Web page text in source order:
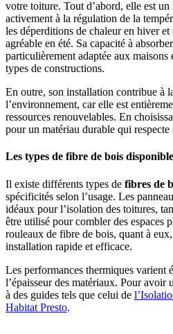
votre toiture. Tout d’abord, elle est
activement à la régulation de la
les déperditions de chaleur en hiver
agréable en été. Sa capacité à
particulièrement adaptée aux maisons
types de constructions.
En outre, son installation contribue à
l’environnement, car elle est
ressources renouvelables. En
pour un matériau durable qui
Les types de fibre de bois
Il existe différents types de fibres de
spécificités selon l’usage. Les
idéaux pour l’isolation des toitures,
être utilisé pour combler des espaces
rouleaux de fibre de bois, quant à
installation rapide et efficace.
Les performances thermiques varient
l’épaisseur des matériaux. Pour avoir
à des guides tels que celui de
Habitat Presto.